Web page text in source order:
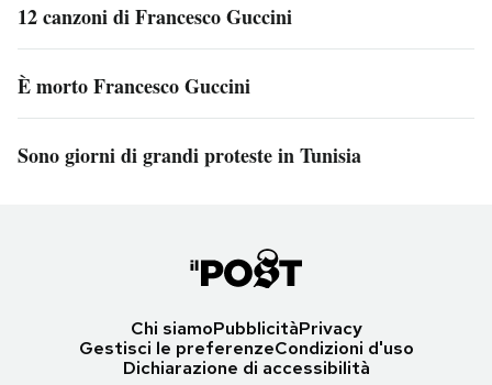
12 canzoni di Francesco Guccini
È morto Francesco Guccini
Sono giorni di grandi proteste in Tunisia
Chi siamoPubblicitàPrivacy
Gestisci le preferenzeCondizioni d'uso
Dichiarazione di accessibilità